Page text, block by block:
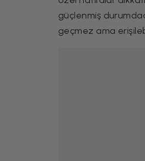
güçlenmiş
geçmez ama